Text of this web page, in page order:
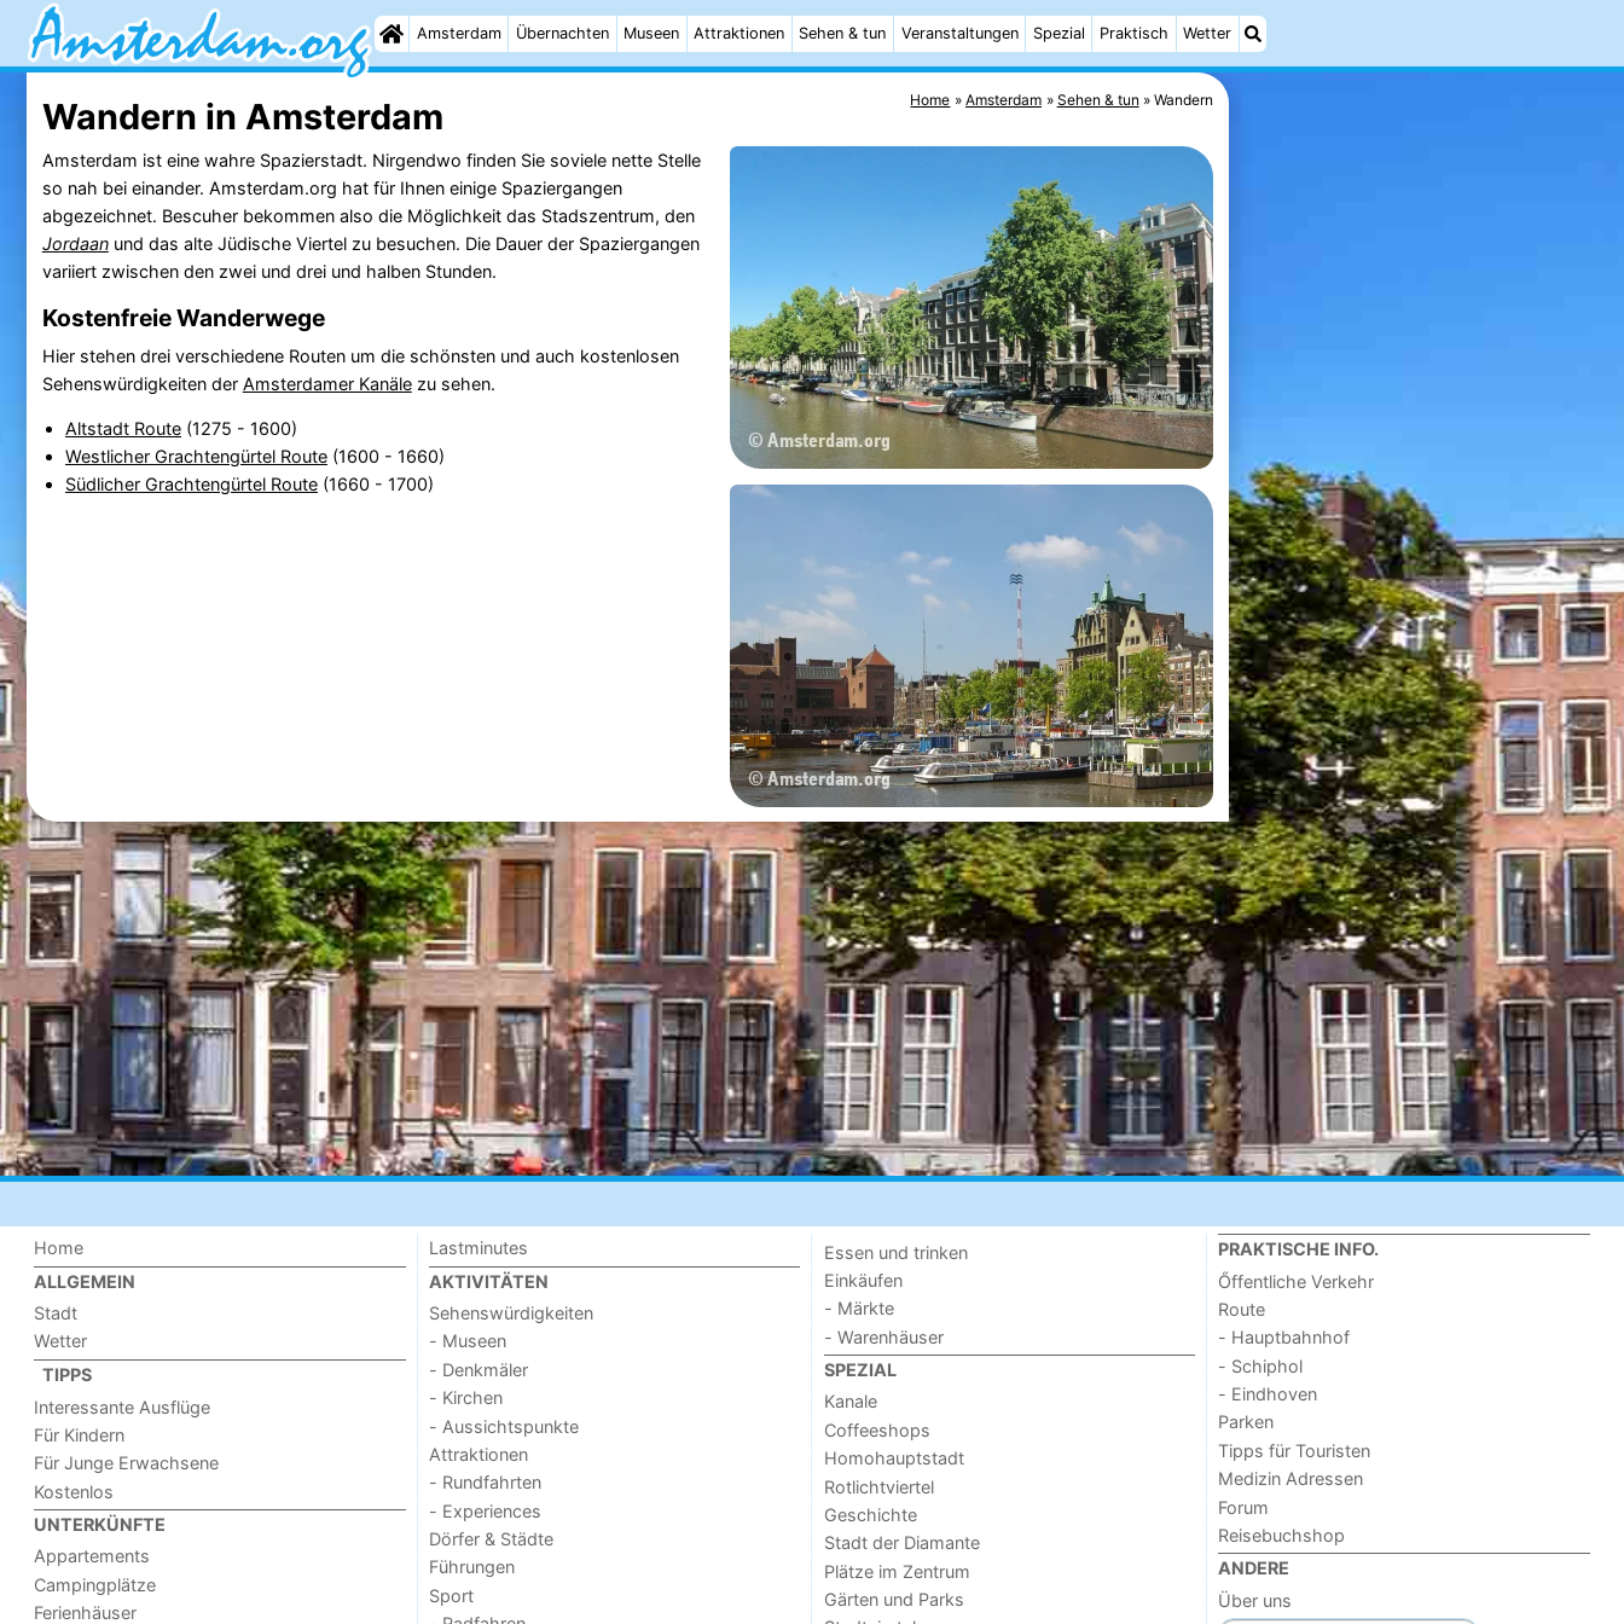
Amsterdam Übernachten Museen Attraktionen Sehen & tun Veranstaltungen Spezial Praktisch Wetter
Home Amsterdam Sehen & tun Wandern
Wandern in Amsterdam
Amsterdam ist eine wahre Spazierstadt. Nirgendwo finden Sie soviele nette Stelle
so nah bei einander. Amsterdam.org hat für Ihnen einige Spaziergangen
abgezeichnet. Bescuher bekommen also die Möglichkeit das Stadszentrum, den
Jordaanund das alte Jüdische Viertel zu besuchen. Die Dauer der Spaziergangen
variiert zwischen den zwei und drei und halben Stunden.
Kostenfreie Wanderwege
Hier stehen drei verschiedene Routen um die schönsten und auch kostenlosen
Sehenswürdigkeiten der Amsterdamer Kanälezu sehen.
Altstadt Route(1275 - 1600)
Westlicher Grachtengürtel Route(1600 - 1660)
Südlicher Grachtengürtel Route(1660 - 1700)
Home
ALLGEMEIN
Stadt
Wetter
TIPPS
Interessante Ausflüge
Für Kindern
Für Junge Erwachsene
Kostenlos
UNTERKÜNFTE
Appartements
Campingplätze
Ferienhäuser
Lastminutes
AKTIVITÄTEN
Sehenswürdigkeiten
- Museen
- Denkmäler
- Kirchen
- Aussichtspunkte
Attraktionen
- Rundfahrten
- Experiences
Dörfer & Städte
Führungen
Sport
Essen und trinken
Einkäufen
- Märkte
- Warenhäuser
SPEZIAL
Kanale
Coffeeshops
Homohauptstadt
Rotlichtviertel
Geschichte
Stadt der Diamante
Plätze im Zentrum
Gärten und Parks
PRAKTISCHE INFO.
Őffentliche Verkehr
Route
- Hauptbahnhof
- Schiphol
- Eindhoven
Parken
Tipps für Touristen
Medizin Adressen
Forum
Reisebuchshop
ANDERE
Über uns